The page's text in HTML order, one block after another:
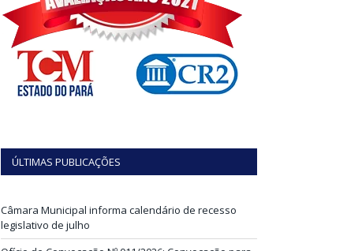
ÚLTIMAS PUBLICAÇÕES
Câmara Municipal informa calendário de recesso
legislativo de julho